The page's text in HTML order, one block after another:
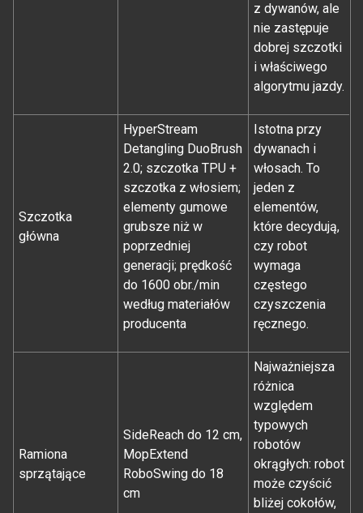
z dywanów, ale
nie zastępuje
dobrej szczotki
i właściwego
algorytmu jazdy.
Szczotka
główna
HyperStream
Detangling DuoBrush
2.0; szczotka TPU +
szczotka z włosiem;
elementy gumowe
grubsze niż w
poprzedniej
generacji; prędkość
do 1600 obr./min
według materiałów
producenta
Istotna przy
dywanach i
włosach. To
jeden z
elementów,
które decydują,
czy robot
wymaga
częstego
czyszczenia
ręcznego.
Ramiona
sprzątające
SideReach do 12 cm,
MopExtend
RoboSwing do 18
cm
Najważniejsza
różnica
względem
typowych
robotów
okrągłych: robot
może czyścić
bliżej cokołów,